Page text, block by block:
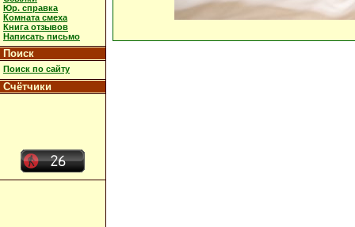
Юр. справка
Комната смеха
Книга отзывов
Написать письмо
Поиск
Поиск по сайту
Счётчики